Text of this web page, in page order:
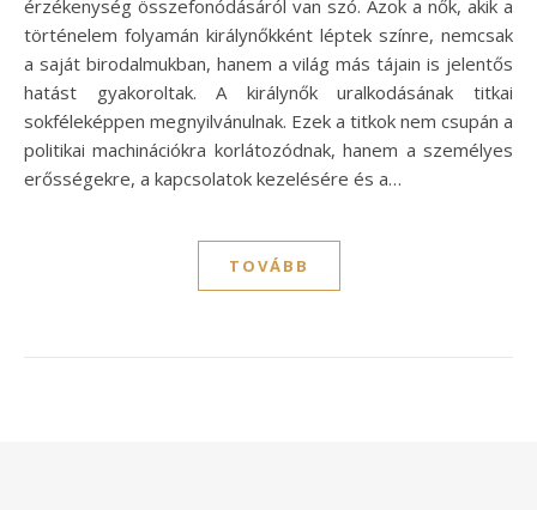
érzékenység összefonódásáról van szó. Azok a nők, akik a
történelem folyamán királynőkként léptek színre, nemcsak
a saját birodalmukban, hanem a világ más tájain is jelentős
hatást gyakoroltak. A királynők uralkodásának titkai
sokféleképpen megnyilvánulnak. Ezek a titkok nem csupán a
politikai machinációkra korlátozódnak, hanem a személyes
erősségekre, a kapcsolatok kezelésére és a…
TOVÁBB